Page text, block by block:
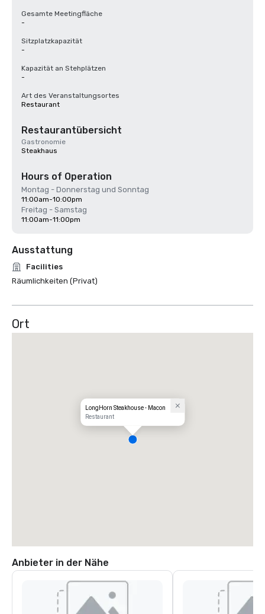
Gesamte Meetingfläche
-
Sitzplatzkapazität
-
Kapazität an Stehplätzen
-
Art des Veranstaltungsortes
Restaurant
Restaurantübersicht
Gastronomie
Steakhaus
Hours of Operation
Montag - Donnerstag und Sonntag
11:00am-10:00pm
Freitag - Samstag
11:00am-11:00pm
Ausstattung
Facilities
Räumlichkeiten (Privat)
Ort
LongHorn Steakhouse - Macon
Restaurant
Anbieter in der Nähe